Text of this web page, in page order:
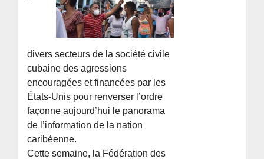
divers secteurs de la société civile
cubaine des agressions
encouragées et financées par les
États-Unis pour renverser l’ordre
façonne aujourd’hui le panorama
de l’information de la nation
caribéenne.
Cette semaine, la Fédération des